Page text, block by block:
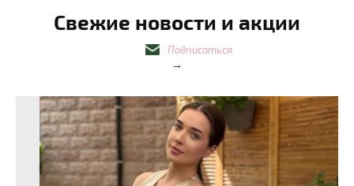
Свежие новости и акции
Подписаться
→